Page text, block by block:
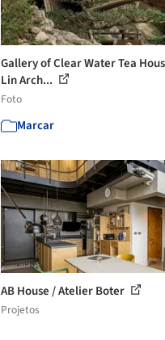
Gallery of Clear Water Tea
Lin Arch...
Foto
Marcar
AB House / Atelier Boter
Projetos